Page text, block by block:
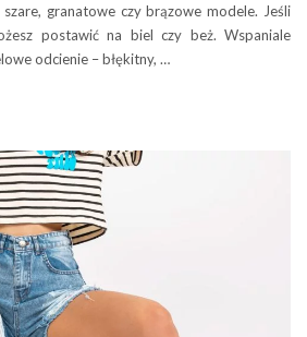
granatowe czy brązowe modele. Jeśli
postawić na biel czy beż. Wspaniale
odcienie – błękitny, …